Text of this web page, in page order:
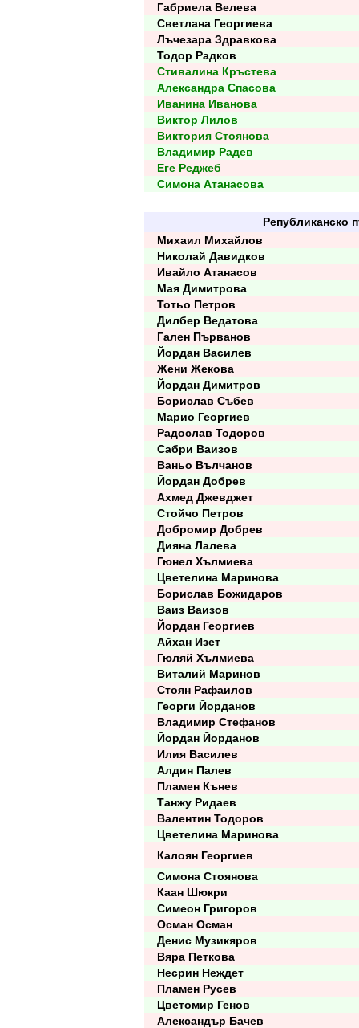
Габриела Велева
Светлана Георгиева
Лъчезара Здравкова
Тодор Радков
Стивалина Кръстева
Александра Спасова
Иванина Иванова
Виктор Лилов
Виктория Стоянова
Владимир Радев
Еге Реджеб
Симона Атанасова
Републиканско
Михаил Михайлов
Николай Давидков
Ивайло Атанасов
Мая Димитрова
Тотьо Петров
Дилбер Ведатова
Гален Първанов
Йордан Василев
Жени Жекова
Йордан Димитров
Борислав Събев
Марио Георгиев
Радослав Тодоров
Сабри Ваизов
Ваньо Вълчанов
Йордан Добрев
Ахмед Джевджет
Стойчо Петров
Добромир Добрев
Дияна Лалева
Гюнел Хълмиева
Цветелина Маринова
Борислав Божидаров
Ваиз Ваизов
Йордан Георгиев
Айхан Изет
Гюляй Хълмиева
Виталий Маринов
Стоян Рафаилов
Георги Йорданов
Владимир Стефанов
Йордан Йорданов
Илия Василев
Алдин Палев
Пламен Кънев
Танжу Ридаев
Валентин Тодоров
Цветелина Маринова
Калоян Георгиев
Симона Стоянова
Каан Шюкри
Симеон Григоров
Осман Осман
Денис Музикяров
Вяра Петкова
Несрин Неждет
Пламен Русев
Цветомир Генов
Александър Бачев